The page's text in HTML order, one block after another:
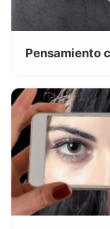
Pensamiento